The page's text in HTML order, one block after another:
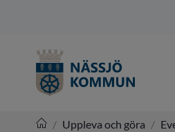
/ Uppleva och göra /